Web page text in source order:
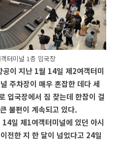
터미널 1층 입국장
공이 지난 1월 14일 제2여객터미
주차장이 매우 혼잡한 데다 세
입국장에서 짐 찾는데 한참이 걸
불편이 계속되고 있다.
일 제1여객터미널에 있던 아시
전한 지 한 달이 넘었다고 24일